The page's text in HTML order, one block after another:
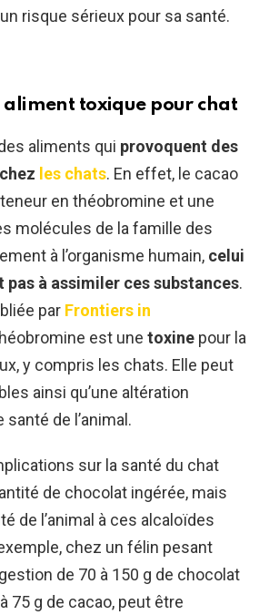
risque sérieux pour sa santé.
aliment toxique pour chat
aliments qui provoquent des
les chats. En effet, le cacao
en théobromine et une
molécules de la famille des
à l’organisme humain, celui
pas à assimiler ces substances.
par Frontiers in
est une toxine pour la
y compris les chats. Elle peut
ainsi qu’une altération
santé de l’animal.
sur la santé du chat
de chocolat ingérée, mais
de l’animal à ces alcaloïdes
chez un félin pesant
de 70 à 150 g de chocolat
75 g de cacao, peut être